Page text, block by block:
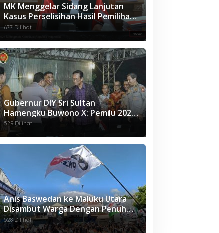
MK Menggelar Sidang Lanjutan
Kasus Perselisihan Hasil Pemilihan
Umum Legislatif Maluku 2024
677 Dilihat
Gubernur DIY Sri Sultan
Hamengku Buwono X: Pemilu 2024
Sebagai Pembelajaran Politik
Berkemanusiaan
529 Dilihat
Anis Baswedan ke Maluku Utara
Disambut Warga Dengan Penuh
Semangat Riang Gembira.
528 Dilihat